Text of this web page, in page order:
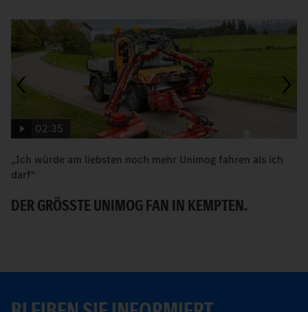
02:35
„Ich würde am liebsten noch mehr Unimog fahren als ich
darf“
DER GRÖSSTE UNIMOG FAN IN KEMPTEN.